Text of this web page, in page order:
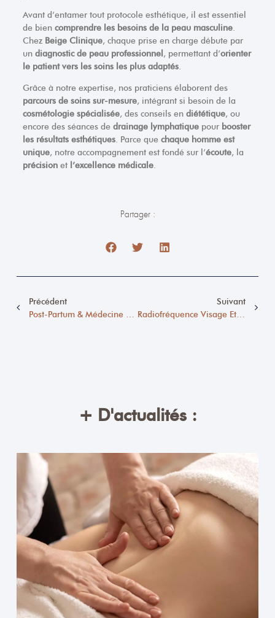
Avant d’entamer tout protocole esthétique, il est essentiel
de bien comprendre les besoins de la peau masculine.
Chez Beige Clinique, chaque prise en charge débute par
un diagnostic de peau professionnel , permettant d’orienter
le patient vers les soins les plus adaptés.
Grâce à notre expertise, nos praticiens élaborent des
parcours de soins sur-mesure, intégrant si besoin de la
cosmétologie spécialisée, des conseils en diététique, ou
encore des séances de drainage lymphatiquepour booster
les résultats esthétiques. Parce que chaque homme est
unique, notre accompagnement est fondé sur l’écoute, la
précisionet l’excellence médicale.
Partager :
Précédent
Post-Partum & Médecine Esthétique : Reprenez Confiance En Vous Avec Beige Clinique
Suivant
Radiofréquence Visage Et Corps : La Solution Anti-Relâchement Qui Redessine Votre Silhouette
+ D'actualités :